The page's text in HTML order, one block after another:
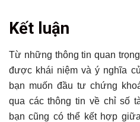
Kết luận
Từ những thông tin quan
được khái niệm và ý nghĩa
bạn muốn đầu tư chứng
qua các thông tin về chỉ số
bạn cũng có thể kết hợp